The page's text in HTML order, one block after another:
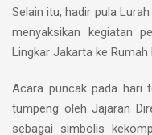
Selain itu, hadir pula
menyaksikan kegiatan
Lingkar Jakarta ke Rumah
Acara puncak pada hari
tumpeng oleh Jajaran
sebagai simbolis